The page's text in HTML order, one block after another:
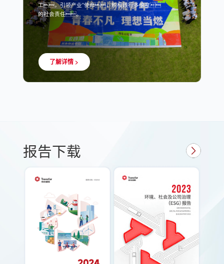
工，引领产业”使命，积极践行多维度
的社会责任。
了解详情 >
报告下载